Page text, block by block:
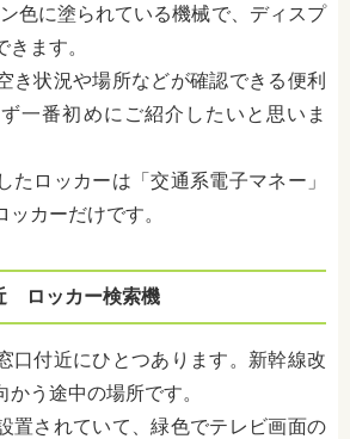
色に塗られている機械で、ディスプ
ます。
き状況や場所などが確認できる便利
一番初めにご紹介したいと思いま
たロッカーは「交通系電子マネー」
カーだけです。
ロッカー検索機
口付近にひとつあります 。 新幹線改
う途中の場所です。
置されていて、緑色でテレビ画面の